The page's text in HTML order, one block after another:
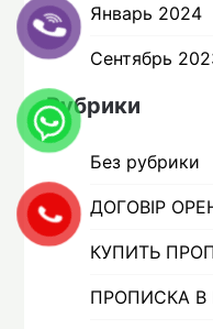
Январь 2024
Сентябрь
Рубрики
Без рубрики
ДОГОВІР
КУПИТЬ
ПРОПИСКА В